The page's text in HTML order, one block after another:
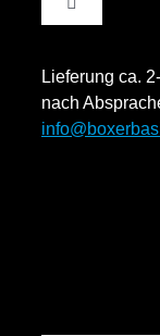
Impressum
Toggle
Navigation
Lieferung ca.
nach